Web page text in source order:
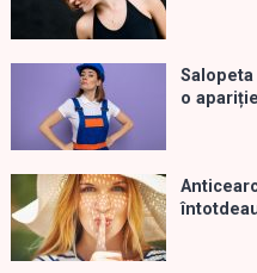
o